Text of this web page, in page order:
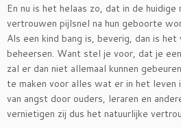
En nu is het helaas zo, dat in de
vertrouwen pijlsnel na hun geboorte
Als een kind bang is, beverig, dan is
beheersen. Want stel je voor, dat je
zal er dan niet allemaal kunnen
te maken voor alles wat er in het leven
van angst door ouders, leraren en
vernietigen zij dus het natuurlijke